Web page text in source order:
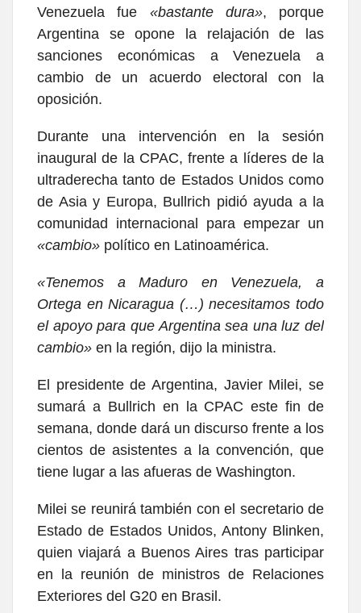
Venezuela fue «bastante dura», porque
Argentina se opone la relajación de las
sanciones económicas a Venezuela a
cambio de un acuerdo electoral con la
oposición.
Durante una intervención en la sesión
inaugural de la CPAC, frente a líderes de la
ultraderecha tanto de Estados Unidos como
de Asia y Europa, Bullrich pidió ayuda a la
comunidad internacional para empezar un
«cambio» político en Latinoamérica.
«Tenemos a Maduro en Venezuela, a
Ortega en Nicaragua (…) necesitamos todo
el apoyo para que Argentina sea una luz del
cambio» en la región, dijo la ministra.
El presidente de Argentina, Javier Milei, se
sumará a Bullrich en la CPAC este fin de
semana, donde dará un discurso frente a los
cientos de asistentes a la convención, que
tiene lugar a las afueras de Washington.
Milei se reunirá también con el secretario de
Estado de Estados Unidos, Antony Blinken,
quien viajará a Buenos Aires tras participar
en la reunión de ministros de Relaciones
Exteriores del G20 en Brasil.